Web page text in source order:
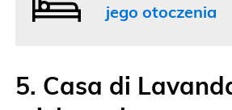
jego otoczenia
5. Casa di